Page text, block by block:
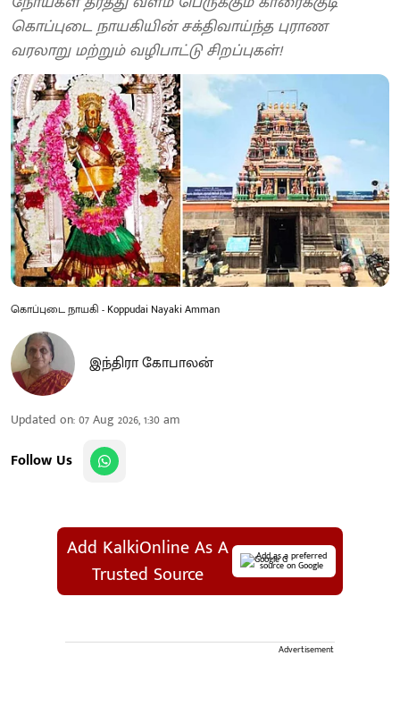
கொப்புடை நாயகியின் சக்திவாய்ந்த புராண
வரலாறு மற்றும் வழிபாட்டு சிறப்புகள்!
கொப்புடை நாயகி - Koppudai Nayaki Amman
இந்திரா கோபாலன்
Updated on:07 Aug 2026, 1:30 am
Follow Us
Add KalkiOnline As A
Trusted Source
Add as a preferred
source on Google
Advertisement